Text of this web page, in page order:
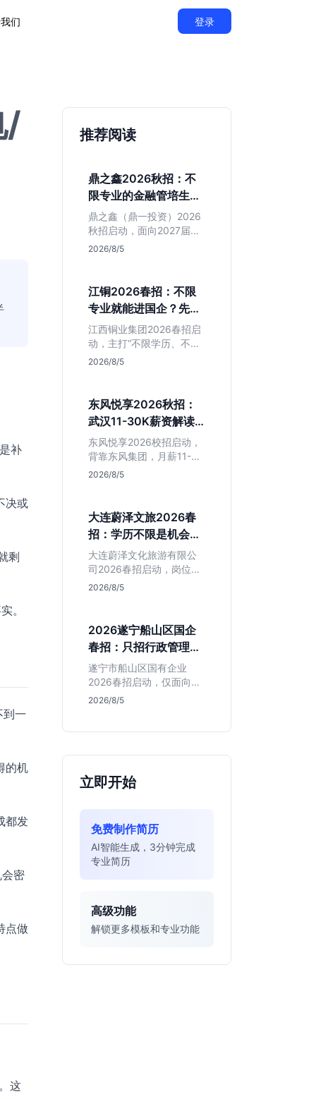
们 登录
/
补
决或
剩
。
一
的机
都发
密
点做
这
推荐阅读
鼎之鑫2026秋招：不
限专业的金融管培生值
得投吗？
鼎之鑫（鼎一投资）2026
秋招启动，面向2027届推
出不限专业管培生。本文
槛，帮你判断是否值得投
递。
2026/8/5
江铜2026春招：不限
专业就能进国企？先看
清这几点再投
江西铜业集团2026春招启
动，主打“不限学历、不限
专业”。本文拆解其背后的
应届生判断是否值得作为
国企兜底选项。
2026/8/5
东风悦享2026秋招：
武汉11-30K薪资解读
与避坑指南
东风悦享2026校招启动，
背靠东风集团，月薪11-
30K在武汉极具竞争力。
入的跨境电商岗，助应届
生精准投递研发方向。
2026/8/5
大连蔚泽文旅2026春
招：学历不限是机会还
是坑？辽宁本地生必看
大连蔚泽文化旅游有限公
司2026春招启动，岗位信
息模糊且学历不限。本文
辽宁本地应届生判断是否
值得投递。
2026/8/5
2026遂宁船山区国企
春招：只招行政管理，
本地生必看
遂宁市船山区国有企业
2026春招启动，仅面向行
政管理专业。招聘截止至
资细节未公开，竞争周期
2026/8/5
立即开始
免费制作简历
AI智能生成，3分钟完成
专业简历
高级功能
解锁更多模板和专业功能